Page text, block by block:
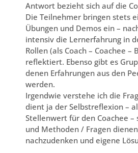
Antwort bezieht sich auf die
Die Teilnehmer bringen stets
Übungen und Demos ein –
intensiv die Lernerfahrung in
Rollen (als Coach – Coachee –
reflektiert. Ebenso gibt es
denen Erfahrungen aus den
werden.
Irgendwie verstehe ich die
dient ja der Selbstreflexion –
Stellenwert für den Coachee –
und Methoden / Fragen
nachzudenken und eigene